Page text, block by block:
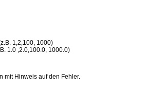
1,2,100, 1000)
1.0 ,2.0,100.0, 1000.0)
mit Hinweis auf den Fehler.